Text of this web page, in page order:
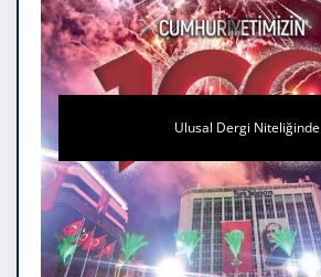
Ulusal Dergi Niteliğinde